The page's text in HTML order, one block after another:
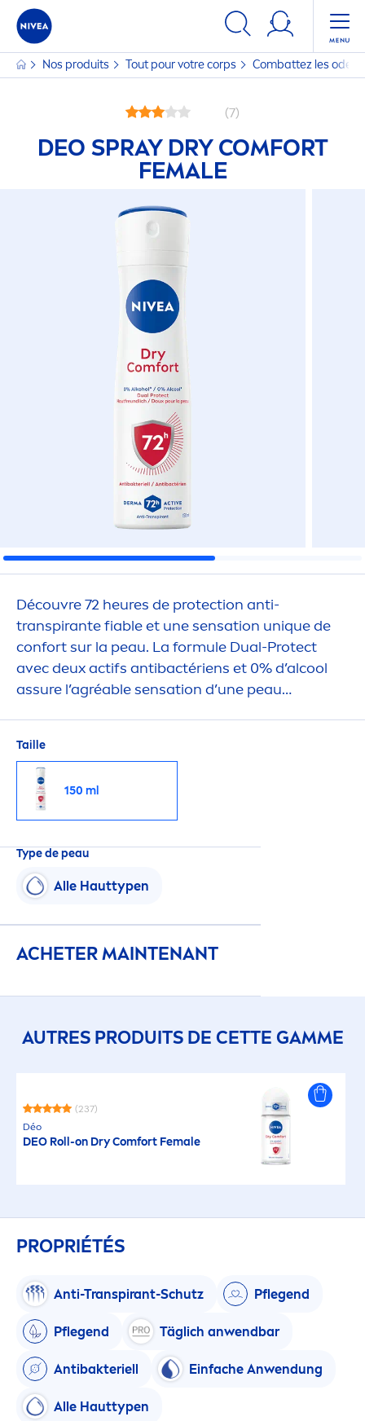
Nos produits Tout pour votre corps Combattez les
(7)
DEO SPRAY DRY COMFORT
FEMALE
Découvre 72 heures de protection anti-
transpirante fiable et unesensation unique de
confort sur la peau. La formule Dual-Protect
avec deux actifs antibactériens et 0% d’alcool
assure l’agréablesensation d’une peau
Taille
150 ml
Type de peau
Alle Hauttypen
ACHETER MAINTENANT
AUTRES PRODUITS DE CETTE GAMME
(237)
Déo
DEO Roll-on Dry Comfort Female
PROPRIÉTÉS
Anti-Transpirant-Schutz Pflegend
Pflegend Täglich anwendbar
Antibakteriell Einfache Anwendung
Alle Hauttypen